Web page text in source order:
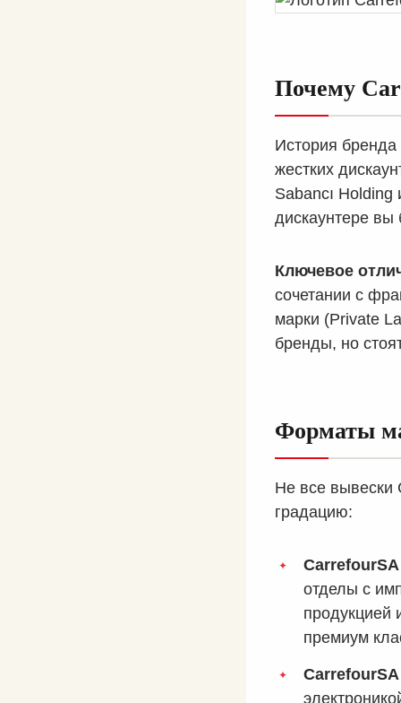
Почему
История бренда
жестких
Sabancı
дискаунтере вы
Ключевое
сочетании с
марки (Private
бренды, но
Форматы
Не все вывески
градацию:
отделы с
продукцией
премиум